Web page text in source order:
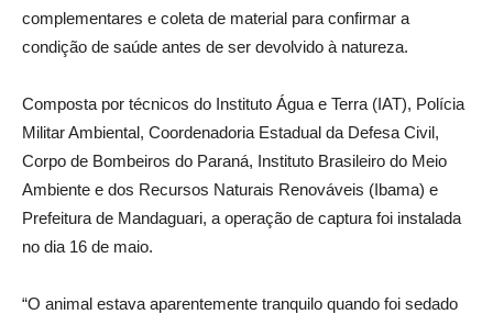
complementares e coleta de material para confirmar a
condição de saúde antes de ser devolvido à natureza.
Composta por técnicos do Instituto Água e Terra (IAT), Polícia
Militar Ambiental, Coordenadoria Estadual da Defesa Civil,
Corpo de Bombeiros do Paraná, Instituto Brasileiro do Meio
Ambiente e dos Recursos Naturais Renováveis (Ibama) e
Prefeitura de Mandaguari, a operação de captura foi instalada
no dia 16 de maio.
“O animal estava aparentemente tranquilo quando foi sedado